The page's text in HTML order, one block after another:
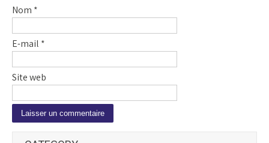
Nom *
E-mail *
Site web